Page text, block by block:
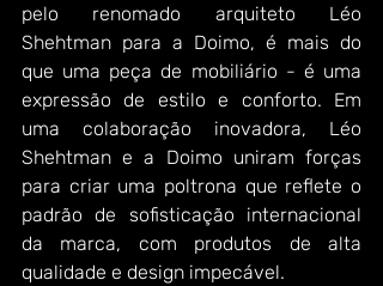
pelo renomado arquiteto Léo
Shehtman para a Doimo, é mais do
que uma peça de mobiliário - é uma
expressão de estilo e conforto. Em
uma colaboração inovadora, Léo
Shehtman e a Doimo uniram forças
para criar uma poltrona que reflete o
padrão de sofisticação internacional
da marca, com produtos de alta
qualidade e design impecável.